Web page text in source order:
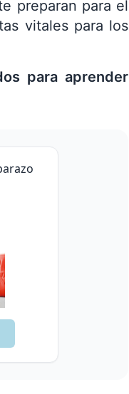
preparan para el
vitales para los
para aprender